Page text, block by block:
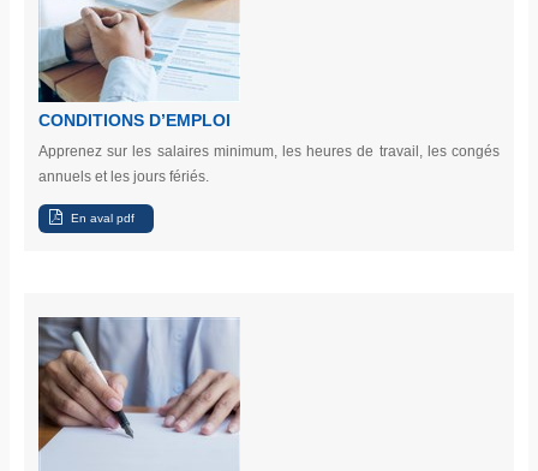
CONDITIONS D’EMPLOI
Apprenez sur les salaires minimum, les heures de travail, les congés
annuels et les jours fériés.